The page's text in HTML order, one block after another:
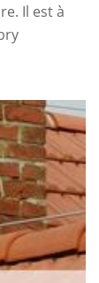
Il est à